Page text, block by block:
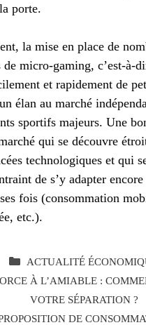
porte.
la mise en place de
de micro-gaming, c’est-à-
et rapidement de
élan au marché
sportifs majeurs. Une
qui se découvre
technologiques et qui
de s’y adapter encore
fois (consommation
etc.).
CATÉGORIES
ACTUALITÉ
À L’AMIABLE :
VOTRE SÉPARATION ?
DE